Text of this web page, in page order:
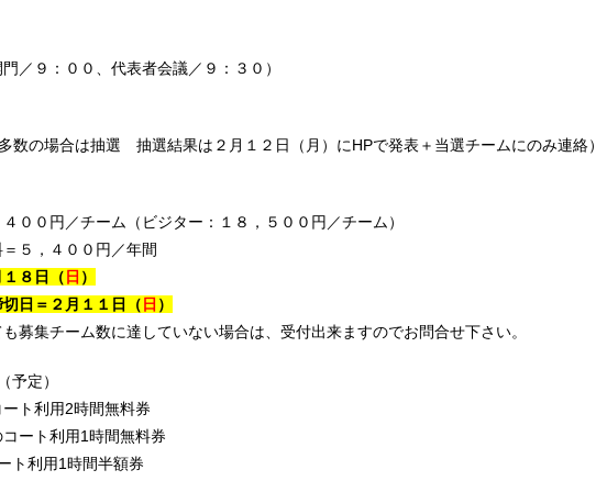
／９：００、代表者会議／９：３０）
数の場合は抽選 抽選結果は２月１２日（月）にHPで発表＋当選チームにのみ連絡）
００円／チーム（ビジター：１８，５００円／チーム）
５，４００円／年間
８日（ 日 ）
日＝２月１１日（ 日 ）
募集チーム数に達していない場合は、受付出来ますのでお問合せ下さい。
予定）
ト利用2時間無料券
ート利用1時間無料券
ト利用1時間半額券